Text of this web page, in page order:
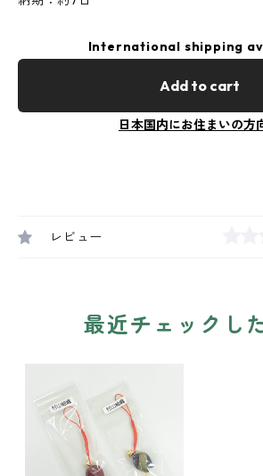
International shipping
Add to cart
日本国内にお住まいの方
レビュー
最近チェックし